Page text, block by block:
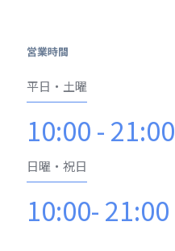
営業時間
平日・土曜
10:00 - 21:00
日曜・祝日
10:00- 21:00